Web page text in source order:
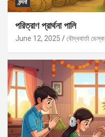
বন্দনা
পরিত্রাণ প্রার্থনা পালি
June 12, 2025 বৌদ্ধবার্তা ডেস্ক: